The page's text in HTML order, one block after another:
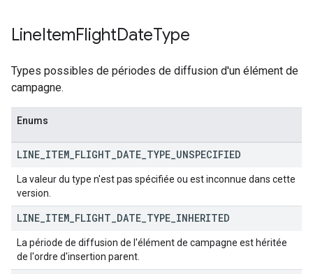
LineItemFlightDateType
Types possibles de périodes de diffusion d'un élément de
campagne.
Enums
LINE ITEM FLIGHT DATE TYPE UNSPECIFIED
La valeur du type n'est pas spécifiée ou est inconnue dans cette
version.
LINE ITEM FLIGHT DATE TYPE INHERITED
La période de diffusion de l'élément de campagne est héritée
de l'ordre d'insertion parent.